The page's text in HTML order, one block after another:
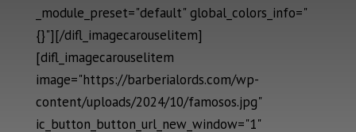
_module_preset="default" global_colors_info="
{}"][/difl_imagecarouselitem]
[difl_imagecarouselitem
image="https://barberialords.com/wp-
content/uploads/2024/10/famosos.jpg"
ic_button_button_url_new_window="1"